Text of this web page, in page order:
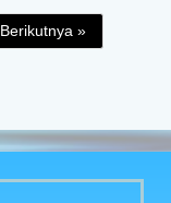
Berikutnya »